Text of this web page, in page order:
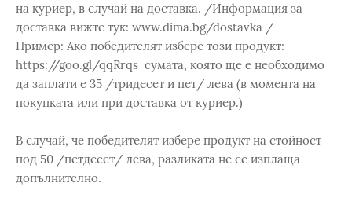
на куриер, в случай на доставка. /Информация за
доставка вижте тук: www.dima.bg/dostavka /
Пример: Ако победителят избере този продукт:
https://goo.gl/qqRrqs сумата, която ще е необходимо
да заплати е 35 /тридесет и пет/ лева (в момента на
покупката или при доставка от куриер.)
В случай, че победителят избере продукт на стойност
под 50 /петдесет/ лева, разликата не се изплаща
допълнително.